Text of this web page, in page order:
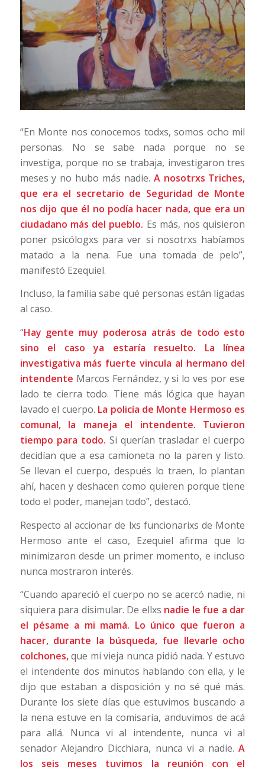
“En Monte nos conocemos todxs, somos ocho mil
personas. No se sabe nada porque no se
investiga, porque no se trabaja, investigaron tres
meses y no hubo más nadie. A nosotrxs Triches,
que era el secretario de Seguridad de Monte
nos dijo que él no podía hacer nada, que era un
ciudadano más del pueblo. Es más, nos quisieron
poner psicólogxs para ver si nosotrxs habíamos
matado a la nena. Fue una tomada de pelo”,
manifestó Ezequiel.
Incluso, la familia sabe qué personas están ligadas
al caso.
“Hay gente muy poderosa atrás de todo esto
sino el caso ya estaría resuelto. La línea
investigativa más fuerte vincula al hermano del
intendente Marcos Fernández, y si lo ves por ese
lado te cierra todo. Tiene más lógica que hayan
lavado el cuerpo. La policía de Monte Hermoso es
comunal, la maneja el intendente. Tuvieron
tiempo para todo. Si querían trasladar el cuerpo
decidían que a esa camioneta no la paren y listo.
Se llevan el cuerpo, después lo traen, lo plantan
ahí, hacen y deshacen como quieren porque tiene
todo el poder, manejan todo”, destacó.
Respecto al accionar de lxs funcionarixs de Monte
Hermoso ante el caso, Ezequiel afirma que lo
minimizaron desde un primer momento, e incluso
nunca mostraron interés.
“Cuando apareció el cuerpo no se acercó nadie, ni
siquiera para disimular. De ellxs nadie le fue a dar
el pésame a mi mamá. Lo único que fueron a
hacer, durante la búsqueda, fue llevarle ocho
colchones,que mi vieja nunca pidió nada. Y estuvo
el intendente dos minutos hablando con ella, y le
dijo que estaban a disposición y no sé qué más.
Durante los siete días que estuvimos buscando a
la nena estuve en la comisaría, anduvimos de acá
para allá. Nunca vi al intendente, nunca vi al
senador Alejandro Dicchiara, nunca vi a nadie.A
los seis meses tuvimos la reunión con el